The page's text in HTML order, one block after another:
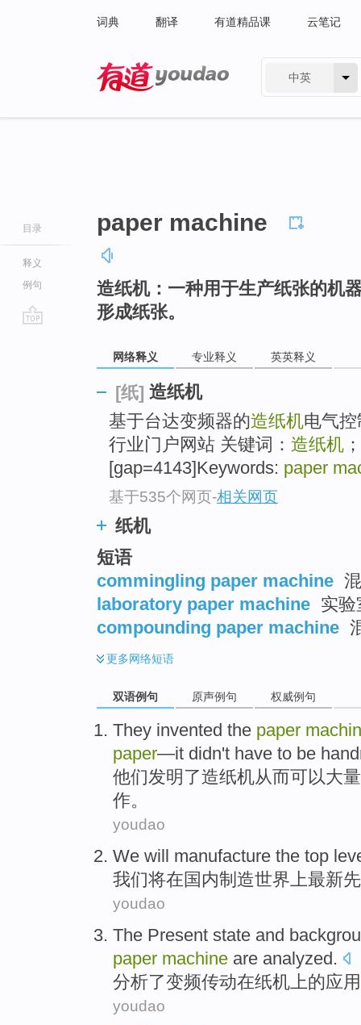
词典 翻译 有道精品课 云笔记
中英
目录
释义
例句
paper machine
造纸机：一种用于生产纸张的机
形成纸张。
网络释义 专业释义 英英释义
[纸] 造纸机
基于台达变频器的造纸机电气
行业门户网站 关键词： 造纸机
[gap=4143]Keywords: paper
基于535个网页-相关网页
纸机
短语
commingling paper machine
laboratory paper machine 实验
compounding paper machine
更多网络短语
双语例句 原声例句 权威例句
They invented the paper
paper—it didn't have to be
他们发明 了造纸机从而可以大量
作。
youdao
We will manufacture the top
我们将在国内制造世界上最新
youdao
The Present state and
paper machine are analyzed.
分析了变频传动在纸机 上的应用
youdao